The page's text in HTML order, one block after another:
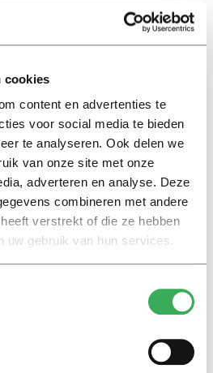
cookies
content en advertenties te
voor social media te bieden
te analyseren. Ook delen we
van onze site met onze
adverteren en analyse. Deze
combineren met andere
verstrekt of die ze hebben
uw gebruik van hun services.
voor Nederland. Uit cijfers van
echter dat hun komst de
wat geld oplevert.
en desinformatie:
kom die